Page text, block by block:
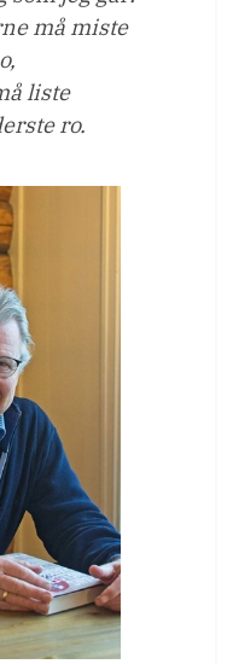
må miste
liste
ro.